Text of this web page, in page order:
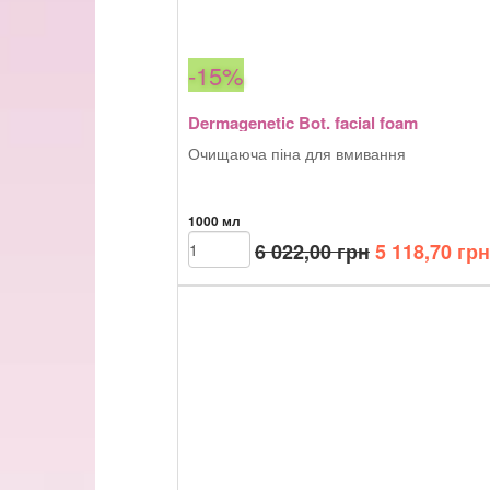
-15%
Dermagenetic Bot. facial foam
Очищаюча піна для вмивання
1000 мл
6 022,00грн Оригінальна
5 118,70 грн
Dermagenetic
Bot.
facial